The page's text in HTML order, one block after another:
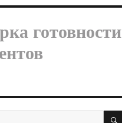
готовности